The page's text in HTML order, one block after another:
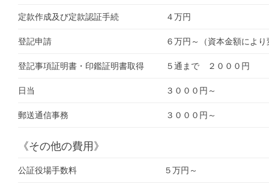
定款作成及び定款認証手続 ４万円
登記申請 ６万円～（資本金額によ
登記事項証明書・印鑑証明書取得 ５通まで ２０００円
日当 ３０００円～
郵送通信事務 ３０００円～
《その他の費用》
公証役場手数料 ５万円～